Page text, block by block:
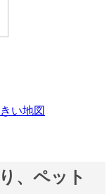
い地図
、ペット